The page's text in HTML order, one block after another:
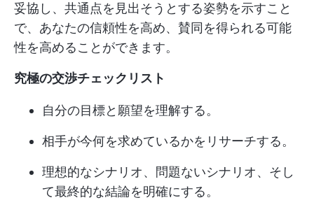
妥協し、共通点を見出そうとする姿勢を示すこと
で、あなたの信頼性を高め、賛同を得られる可能
性を高めることができます。
究極の交渉チェックリスト
自分の目標と願望を理解する。
相手が今何を求めているかをリサーチする。
理想的なシナリオ、問題ないシナリオ、そし
て最終的な結論を明確にする。